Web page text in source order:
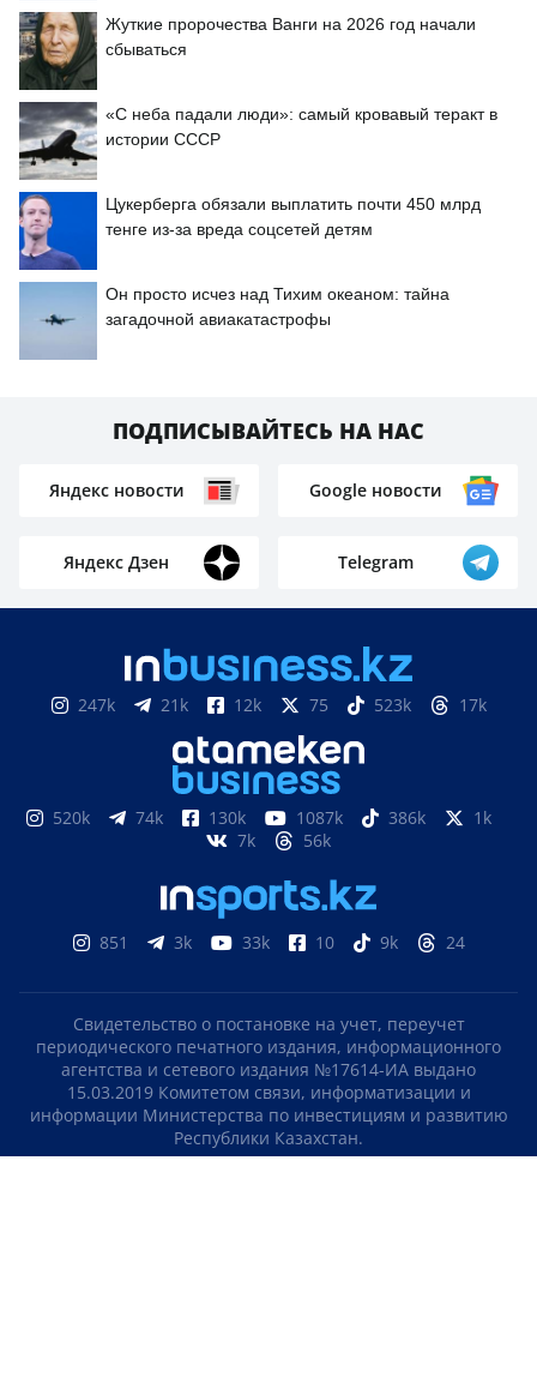
Жуткие пророчества Ванги на 2026 год начали
сбываться
«С неба падали люди»: самый кровавый теракт в
истории СССР
Цукерберга обязали выплатить почти 450 млрд
тенге из-за вреда соцсетей детям
Он просто исчез над Тихим океаном: тайна
загадочной авиакатастрофы
ПОДПИСЫВАЙТЕСЬ НА НАС
Яндекс новости Google новости
Яндекс Дзен Telegram
247k 21k 12k 75 523k 17k
520k 74k 130k 1087k 386k
1k
7k
56k
851 3k 33k 10 9k 24
Свидетельство о постановке на учет, переучет
периодического печатного издания, информационного
агентства и сетевого издания №17614-ИА выдано
15.03.2019 Комитетом связи, информатизации и
информации Министерства по инвестициям и развитию
Республики Казахстан.